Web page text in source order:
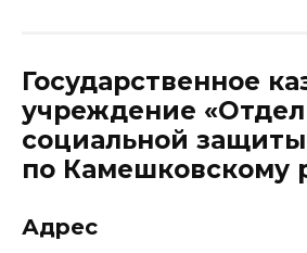
Государственное
учреждение «Отдел
социальной
по Камешковскому
Адрес